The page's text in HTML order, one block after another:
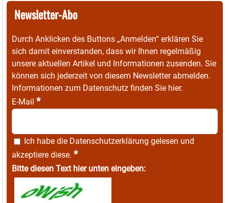
Newsletter-Abo
Durch Anklicken des Buttons „Anmelden“ erklären Sie
sich damit einverstanden, dass wir Ihnen regelmäßig
unsere aktuellen Artikel und Informationen zusenden. Sie
können sich jederzeit von diesem Newsletter abmelden.
Informationen zum Datenschutz finden Sie hier.
E-Mail *
Ich habe die Datenschutzerklärung gelesen und
akzeptiere diese. *
Bitte diesen Text hier unten eingeben: